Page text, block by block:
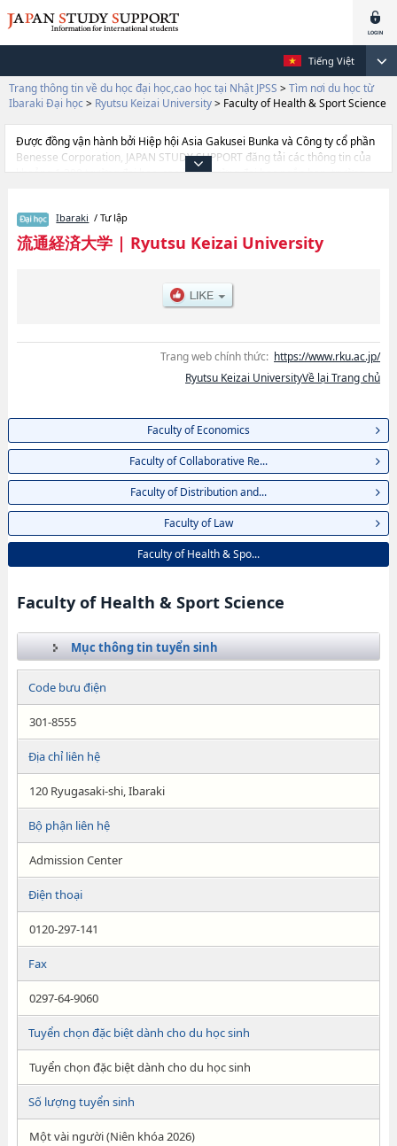
Tiếng Việt
Trang thông tin về du học đại học,cao học tại Nhật JPSS > Tìm nơi du học từ
Ibaraki Đại học > Ryutsu Keizai University> Faculty of Health & Sport Science
Được đồng vận hành bởi Hiệp hội Asia Gakusei Bunka và Công ty cổ phần
Benesse Corporation, JAPAN STUDY SUPPORT đăng tải các thông tin của
khoảng 1.300 trường đại học, cao học, trường đại học ngắn hạn, trường
tin cần thiết dành cho du học sinh, như là về các Ngành Faculty of
EconomicshoặcNgành Faculty of Collaborative Regional
SociologyhoặcNgành Faculty of Distribution and Logistics
Science, thông tin về từng ngành học, thông tin liên quan đến thi tuyển
như số lượng tuyển sinh, số lượng trúng tuyển, cở sở trang thiết bị, hướng
Ibaraki / Tư lập
流通経済大学| Ryutsu Keizai University
Trang web chính thức: https://www.rku.ac.jp/
Ryutsu Keizai UniversityVề lại Trang chủ
Faculty of Economics
Faculty of Collaborative Re...
Faculty of Distribution and...
Faculty of Law
Faculty of Health & Spo...
Faculty of Health & Sport Science
Mục thông tin tuyển sinh
Code bưu điện
301-8555
Địa chỉ liên hệ
120 Ryugasaki-shi, Ibaraki
Bộ phận liên hệ
Admission Center
Điện thoại
0120-297-141
Fax
0297-64-9060
Tuyển chọn đặc biệt dành cho du học sinh
Tuyển chọn đặc biệt dành cho du học sinh
Số lượng tuyển sinh
Một vài người (Niên khóa 2026)